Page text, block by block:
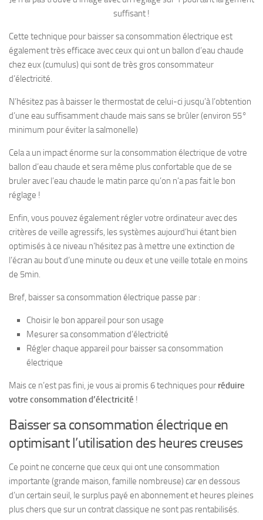
suffisant !
Cette technique pour baisser sa consommation électrique est
également très efficace avec ceux qui ont un ballon d’eau chaude
chez eux (cumulus) qui sont de très gros consommateur
d’électricité.
N’hésitez pas à baisser le thermostat de celui-ci jusqu’à l’obtention
d’une eau suffisamment chaude mais sans se brûler (environ 55°
minimum pour éviter la salmonelle)
Cela a un impact énorme sur la consommation électrique de votre
ballon d’eau chaude et sera même plus confortable que de se
bruler avec l’eau chaude le matin parce qu’on n’a pas fait le bon
réglage !
Enfin, vous pouvez également régler votre ordinateur avec des
critères de veille agressifs, les systèmes aujourd’hui étant bien
optimisés à ce niveau n’hésitez pas à mettre une extinction de
l’écran au bout d’une minute ou deux et une veille totale en moins
de 5min.
Bref, baisser sa consommation électrique passe par :
Choisir le bon appareil pour son usage
Mesurer sa consommation d’électricité
Régler chaque appareil pour baisser sa consommation
électrique
Mais ce n’est pas fini, je vous ai promis 6 techniques pour réduire
votre consommation d’électricité !
Baisser sa consommation électrique en
optimisant l’utilisation des heures creuses
Ce point ne concerne que ceux qui ont une consommation
importante (grande maison, famille nombreuse) car en dessous
d’un certain seuil, le surplus payé en abonnement et heures pleines
plus chers que sur un contrat classique ne sont pas rentabilisés.